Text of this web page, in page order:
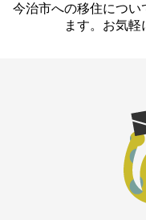
今治市への移住につ
ます。お気軽